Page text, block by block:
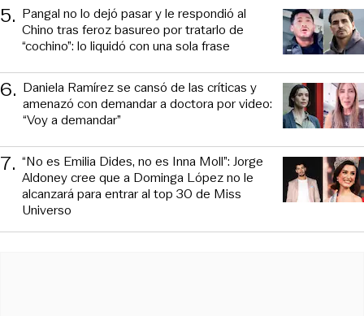
5. Pangal no lo dejó pasar y le respondió al
Chino tras feroz basureo por tratarlo de
“cochino”: lo liquidó con una sola frase
6. Daniela Ramírez se cansó de las críticas y
amenazó con demandar a doctora por video:
“Voy a demandar”
7. “No es Emilia Dides, no es Inna Moll”: Jorge
Aldoney cree que a Dominga López no le
alcanzará para entrar al top 30 de Miss
Universo